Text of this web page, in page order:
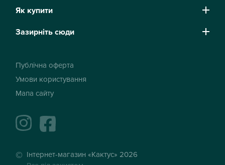
Як купити
Зазирніть сюди
Публічна оферта
Умови користування
Мапа сайту
instagramfacebook
Інтернет-магазин «Кактус» 2026